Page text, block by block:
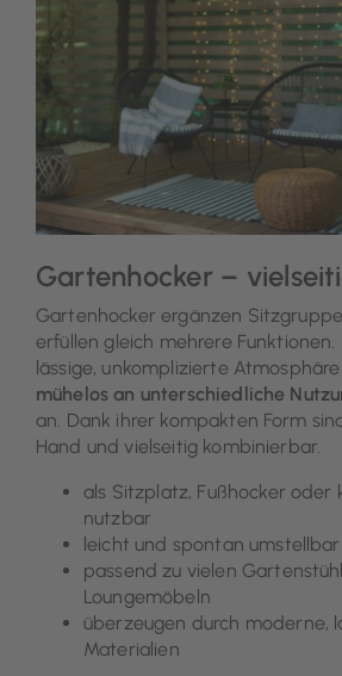
Gartenhocker –
Gartenhocker ergänzen
erfüllen gleich mehrere Funktionen.
lässige, unkomplizierte
mühelos an unterschiedliche
an. Dank ihrer kompakten Form
Hand und vielseitig kombinierbar.
als Sitzplatz, Fußhocker oder
nutzbar
leicht und spontan umstellbar
passend zu vielen
Loungemöbeln
überzeugen durch moderne,
Materialien